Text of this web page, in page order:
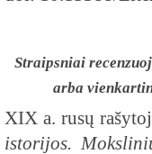
Straipsniai
arba
XIX a. rusų
istorijos.